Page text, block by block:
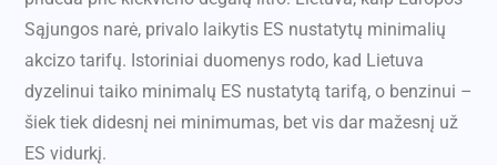
Sąjungos narė, privalo laikytis ES nustatytų minimalių
akcizo tarifų. Istoriniai duomenys rodo, kad Lietuva
dyzelinui taiko minimalų ES nustatytą tarifą, o benzinui –
šiek tiek didesnį nei minimumas, bet vis dar mažesnį už
ES vidurkį.